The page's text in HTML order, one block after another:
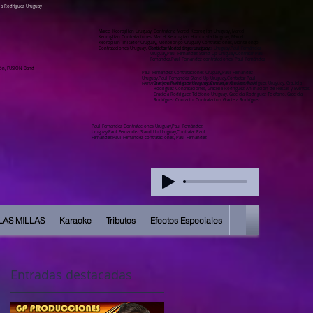
Rodriguez Uruguay
FUSIÓN Band
Paul Fernandez Contrataciones Uruguay,Paul Fernández
Uruguay,Paul Fernandez Stand Up Uruguay,Contratar Paul
Fernandez,Paul Fernandez contrataciones, Paul Fernández
Paul Fernandez Contrataciones Uruguay,Paul Fernández
Uruguay,Paul Fernandez Stand Up Uruguay,Contratar Paul
Fernandez,Paul Fernandez contrataciones, Paul Fernández
Marcel Keoroglian Uruguay, Contratar a Marcel Keoroglian Uruguay, Marcel
Keoroglian Contrataciones, Marcel Keoroglian Humorista Uruguay, Marcel
Keoroglian Imitador Uruguay, Montelongo Uruguay Contrataciones, Montelongo
Contrataciones Uruguay, Contratar Montelongo Uruguay
Graciela Rodriguez Uruguay, Contratar Graciela Rodriguez Uruguay, Graciela
Rodriguez Contrataciones, Graciela Rodriguez Animación de Fiestas y Eventos,
Graciela Rodriguez Teléfono Uruguay, Graciela Rodriguez Telefono, Graciela
Rodríguez Contacto, Contratacion Graciela Rodríguez
Paul Fernandez Contrataciones Uruguay,Paul Fernández
Uruguay,Paul Fernandez Stand Up Uruguay,Contratar Paul
Fernandez,Paul Fernandez contrataciones, Paul Fernández
MILLAS Karaoke Tributos Efectos Especiales
Entradas destacadas